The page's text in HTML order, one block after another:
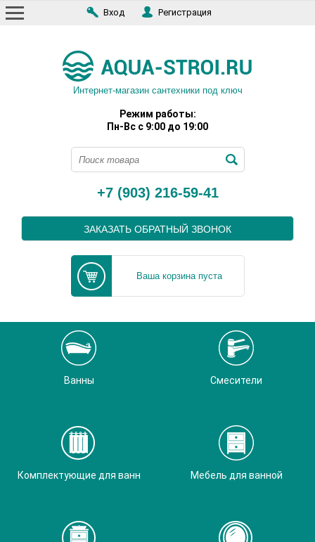
Вход Регистрация
Интернет-магазин сантехники под ключ
Режим работы:
Пн-Вс с 9:00 до 19:00
+7 (903) 216-59-41
ЗАКАЗАТЬ ОБРАТНЫЙ ЗВОНОК
Ваша корзина пуста
Ванны Смесители
Комплектующие для ванн Мебель для ванной